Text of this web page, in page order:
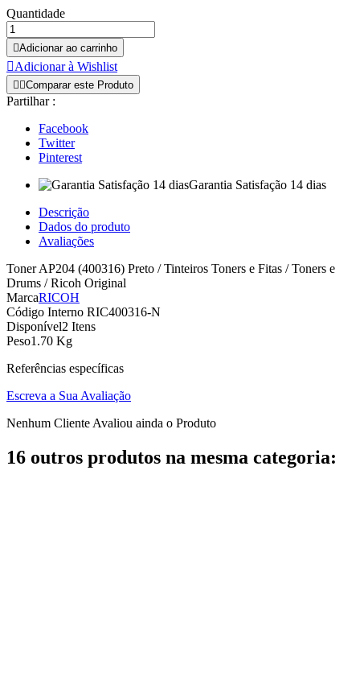
Quantidade
Adicionar ao carrinho
Adicionar à Wishlist
 Comparar este Produto
Partilhar :
Facebook
Twitter
Pinterest
Garantia Satisfação 14 dias
Descrição
Dados do produto
Avaliações
Toner AP204 (400316) Preto / Tinteiros Toners e Fitas / Toners e
Drums / Ricoh Original
MarcaRICOH
Código Interno RIC400316-N
Disponível2 Itens
Peso1.70 Kg
Referências específicas
Escreva a Sua Avaliação
Nenhum Cliente Avaliou ainda o Produto
16 outros produtos na mesma categoria: